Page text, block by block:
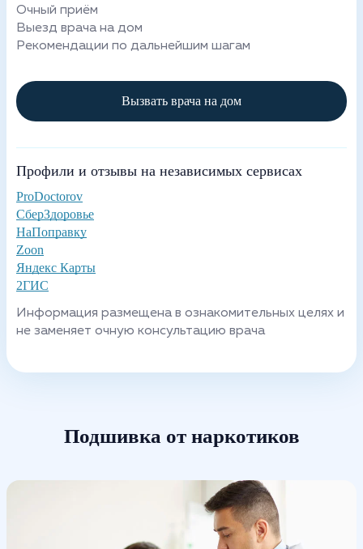
Очный приём
Выезд врача на дом
Рекомендации по дальнейшим шагам
Вызвать врача на дом
Профили и отзывы на независимых сервисах
ProDoctorov
СберЗдоровье
НаПоправку
Zoon
Яндекс Карты
2ГИС
Информация размещена в ознакомительных целях и
не заменяет очную консультацию врача
Подшивка от наркотиков